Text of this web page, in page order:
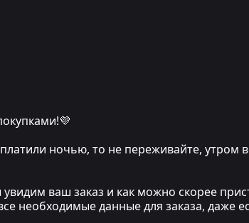
ночью, то не переживайте, утром
увидим ваш заказ и как можно скорее
необходимые данные для заказа, даже